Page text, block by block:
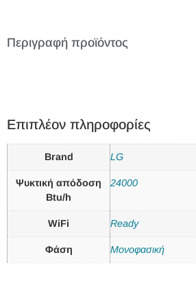
Περιγραφή προϊόντος
Επιπλέον πληροφορίες
Brand LG
Ψυκτική απόδοση
Btu/h
24000
WiFi Ready
Φάση Μονοφασική